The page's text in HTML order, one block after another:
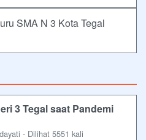
SMA N 3 Kota Tegal
3 Tegal saat Pandemi
- Dilihat 5551 kali